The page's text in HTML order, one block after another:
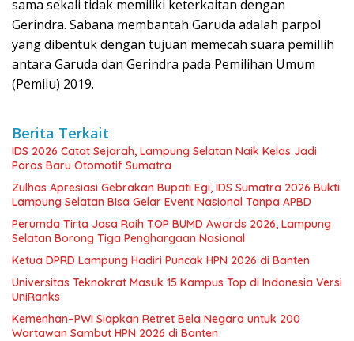
sama sekali tidak memiliki keterkaitan dengan
Gerindra. Sabana membantah Garuda adalah parpol
yang dibentuk dengan tujuan memecah suara pemillih
antara Garuda dan Gerindra pada Pemilihan Umum
(Pemilu) 2019.
Berita Terkait
IDS 2026 Catat Sejarah, Lampung Selatan Naik Kelas Jadi
Poros Baru Otomotif Sumatra
Zulhas Apresiasi Gebrakan Bupati Egi, IDS Sumatra 2026 Bukti
Lampung Selatan Bisa Gelar Event Nasional Tanpa APBD
Perumda Tirta Jasa Raih TOP BUMD Awards 2026, Lampung
Selatan Borong Tiga Penghargaan Nasional
Ketua DPRD Lampung Hadiri Puncak HPN 2026 di Banten
Universitas Teknokrat Masuk 15 Kampus Top di Indonesia Versi
UniRanks
Kemenhan–PWI Siapkan Retret Bela Negara untuk 200
Wartawan Sambut HPN 2026 di Banten